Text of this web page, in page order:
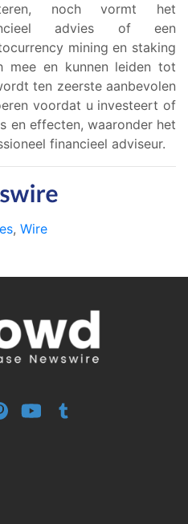
noch vormt het
advies of een
mining en staking
mee en kunnen leiden tot
ten zeerste aanbevolen
voordat u investeert of
en effecten, waaronder het
financieel adviseur.
, Wire